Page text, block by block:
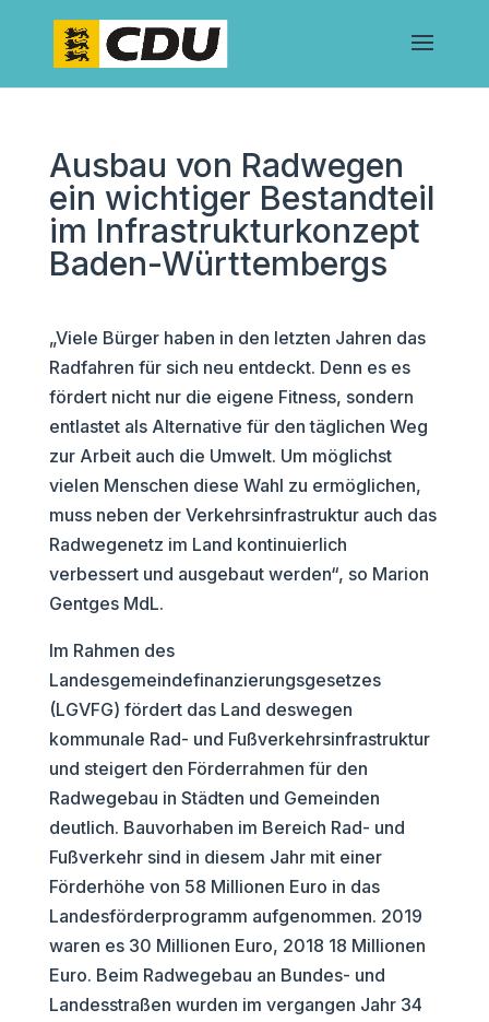
Ausbau von Radwegen
ein wichtiger Bestandteil
im Infrastrukturkonzept
Baden-Württembergs
„Viele Bürger haben in den letzten Jahren das
Radfahren für sich neu entdeckt. Denn es es
fördert nicht nur die eigene Fitness, sondern
entlastet als Alternative für den täglichen Weg
zur Arbeit auch die Umwelt. Um möglichst
vielen Menschen diese Wahl zu ermöglichen,
muss neben der Verkehrsinfrastruktur auch das
Radwegenetz im Land kontinuierlich
verbessert und ausgebaut werden“, so Marion
Gentges MdL.
Im Rahmen des
Landesgemeindefinanzierungsgesetzes
(LGVFG) fördert das Land deswegen
kommunale Rad- und Fußverkehrsinfrastruktur
und steigert den Förderrahmen für den
Radwegebau in Städten und Gemeinden
deutlich. Bauvorhaben im Bereich Rad- und
Fußverkehr sind in diesem Jahr mit einer
Förderhöhe von 58 Millionen Euro in das
Landesförderprogramm aufgenommen. 2019
waren es 30 Millionen Euro, 2018 18 Millionen
Euro. Beim Radwegebau an Bundes- und
Landesstraßen wurden im vergangen Jahr 34